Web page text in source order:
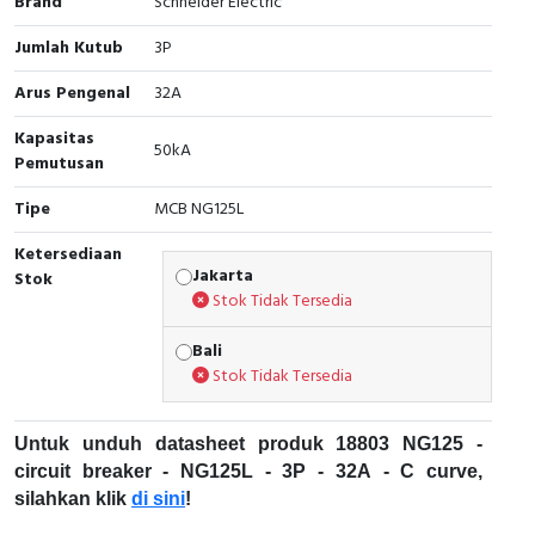
Interactive Flat Panel (IFP)
Extension Power Socket
Vacuum
EcoStruxure Terminal Expert
Pendant / Crane Controller
Panel Kendali
Selector Iluminasi
Flash Buzzers
Potensiometer
Joystick Controller
Accessories
Terminal Block
Engsel / Hinge
Industrial Plug & Socket
Busbar
Junction Box
Accessories Elektrikal
Inverter
FRENIC
Electric Motor
Accessories
Digistart
Testers
Compact Data Loggers
Field Measuring
Jumlah Kutub
3P
Arus Pengenal
32A
Kapasitas
Pemutusan
50kA
Tipe
MCB NG125L
Ketersediaan
Stok
Jakarta
Stok Tidak Tersedia
Bali
Stok Tidak Tersedia
Untuk unduh datasheet produk 18803 NG125 -
circuit breaker - NG125L - 3P - 32A - C curve,
silahkan klik di sini!